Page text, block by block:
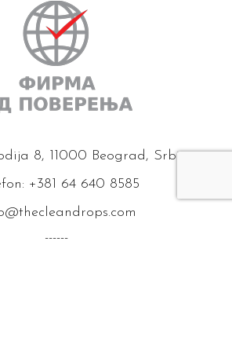
8, 11000 Beograd, Srbija
+381 64 640 8585
------